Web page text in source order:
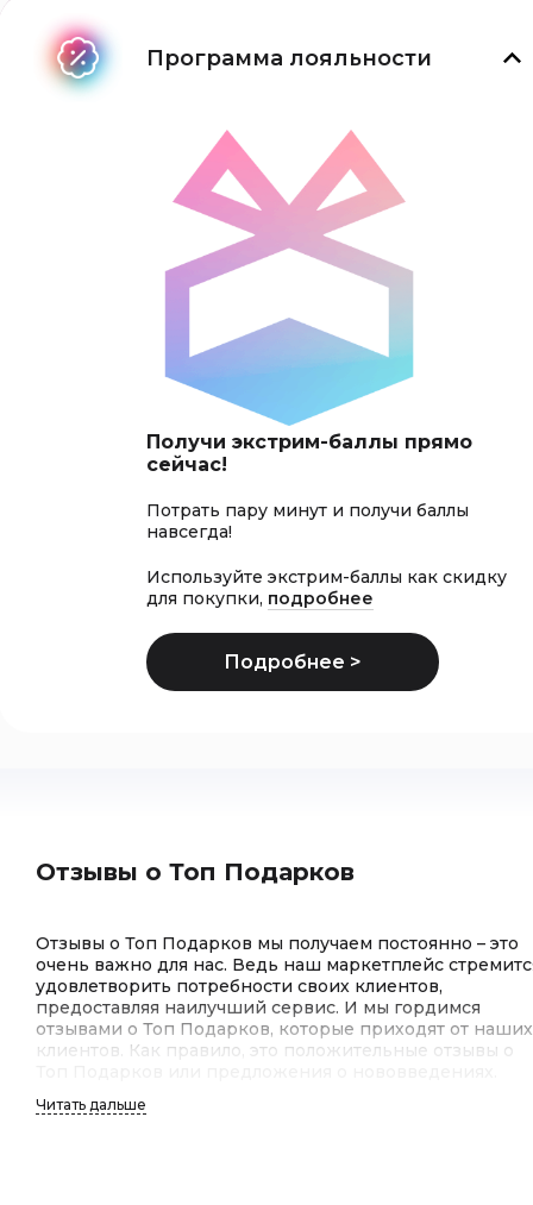
Программа лояльности
Получи экстрим-баллы прямо
сейчас!
Потрать пару минут и получи баллы
навсегда!
Используйте экстрим-баллы как скидку
для покупки, подробнее
Отзывы о Топ Подарков
Отзывы о Топ Подарков мы получаем постоянно – это
очень важно для нас. Ведь наш маркетплейс
удовлетворить потребности своих клиентов,
предоставляя наилучший сервис. И мы гордимся
отзывами о Топ Подарков, которые приходят от наших
клиентов. Как правило, это положительные отзывы о
Читать дальше